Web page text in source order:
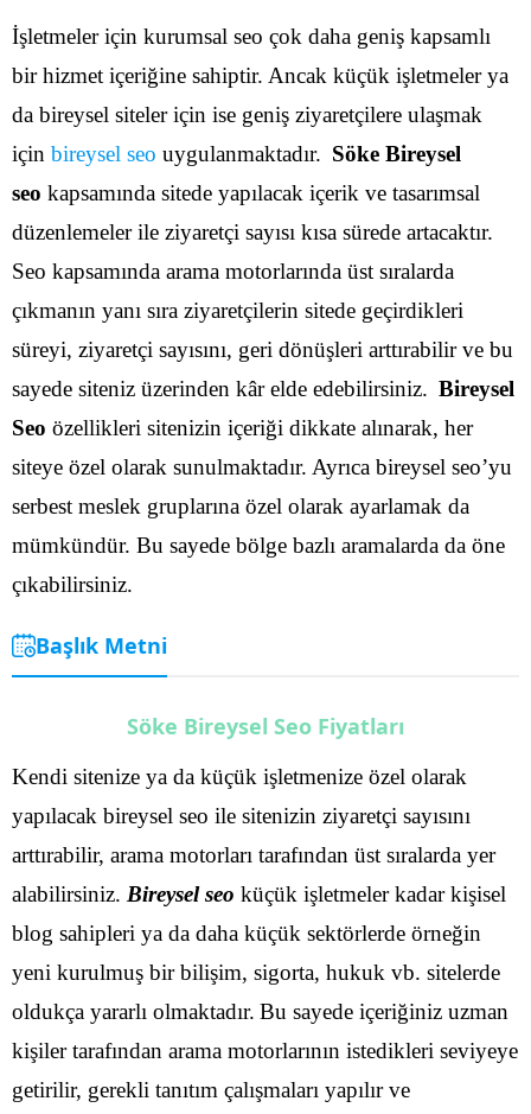
İşletmeler için kurumsal seo çok daha geniş kapsamlı
bir hizmet içeriğine sahiptir. Ancak küçük işletmeler ya
da bireysel siteler için ise geniş ziyaretçilere ulaşmak
için bireysel seo uygulanmaktadır. Söke Bireysel
seo kapsamında sitede yapılacak içerik ve tasarımsal
düzenlemeler ile ziyaretçi sayısı kısa sürede artacaktır.
Seo kapsamında arama motorlarında üst sıralarda
çıkmanın yanı sıra ziyaretçilerin sitede geçirdikleri
süreyi, ziyaretçi sayısını, geri dönüşleri arttırabilir ve bu
sayede siteniz üzerinden kâr elde edebilirsiniz. Bireysel
Seo özellikleri sitenizin içeriği dikkate alınarak, her
siteye özel olarak sunulmaktadır. Ayrıca bireysel seo’yu
serbest meslek gruplarına özel olarak ayarlamak da
mümkündür. Bu sayede bölge bazlı aramalarda da öne
çıkabilirsiniz.
Başlık Metni
Söke Bireysel Seo Fiyatları
Kendi sitenize ya da küçük işletmenize özel olarak
yapılacak bireysel seo ile sitenizin ziyaretçi sayısını
arttırabilir, arama motorları tarafından üst sıralarda yer
alabilirsiniz. Bireysel seo küçük işletmeler kadar kişisel
blog sahipleri ya da daha küçük sektörlerde örneğin
yeni kurulmuş bir bilişim, sigorta, hukuk vb. sitelerde
oldukça yararlı olmaktadır. Bu sayede içeriğiniz uzman
kişiler tarafından arama motorlarının istedikleri seviyeye
getirilir, gerekli tanıtım çalışmaları yapılır ve